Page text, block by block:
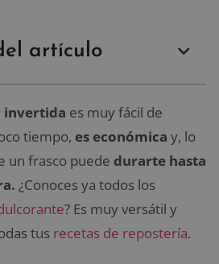
artículo
invertida es muy fácil de
tiempo, es económica y, lo
un frasco puede durarte hasta
¿Conoces ya todos los
? Es muy versátil y
tus recetas de repostería.